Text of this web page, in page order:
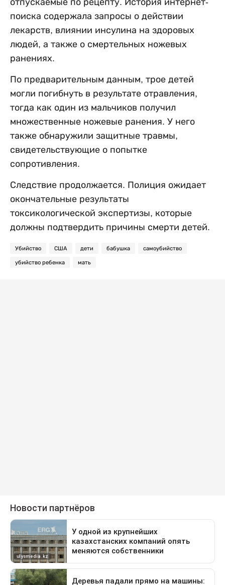
отпускаемые по рецепту. История интернет-
поиска содержала запросы о действии
лекарств, влиянии инсулина на здоровых
людей, а также о смертельных ножевых
ранениях.
По предварительным данным, трое детей
могли погибнуть в результате отравления,
тогда как один из мальчиков получил
множественные ножевые ранения. У него
также обнаружили защитные травмы,
свидетельствующие о попытке
сопротивления.
Следствие продолжается. Полиция ожидает
окончательные результаты
токсикологической экспертизы, которые
должны подтвердить причины смерти детей.
Убийство США дети бабушка самоубийство
убийство ребенка мать